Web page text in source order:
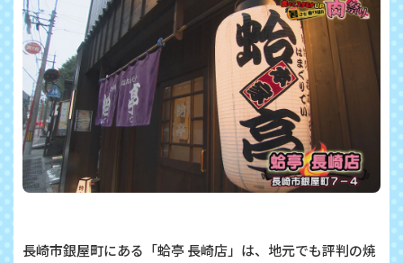
長崎市銀屋町にある「蛤亭 長崎店」は、地元でも評判の焼